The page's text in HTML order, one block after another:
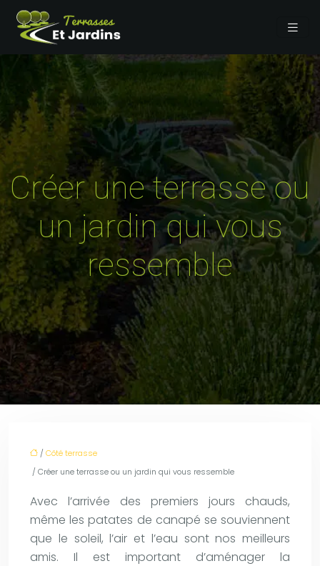
Créer une terrasse ou
un jardin qui vous
ressemble
/Côté terrasse
/ Créer une terrasse ou un jardin qui vous ressemble
Avec l’arrivée des premiers jours chauds,
même les patates de canapé se souviennent
que le soleil, l’air et l’eau sont nos meilleurs
amis. Il est important d’aménager la